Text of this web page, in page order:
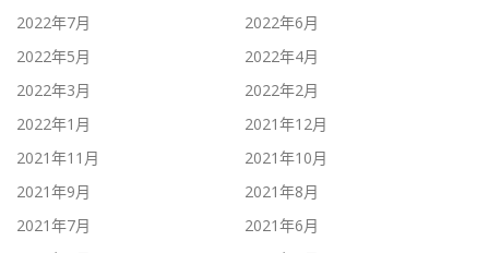
2022年7月
2022年6月
2022年5月
2022年4月
2022年3月
2022年2月
2022年1月
2021年12月
2021年11月
2021年10月
2021年9月
2021年8月
2021年7月
2021年6月